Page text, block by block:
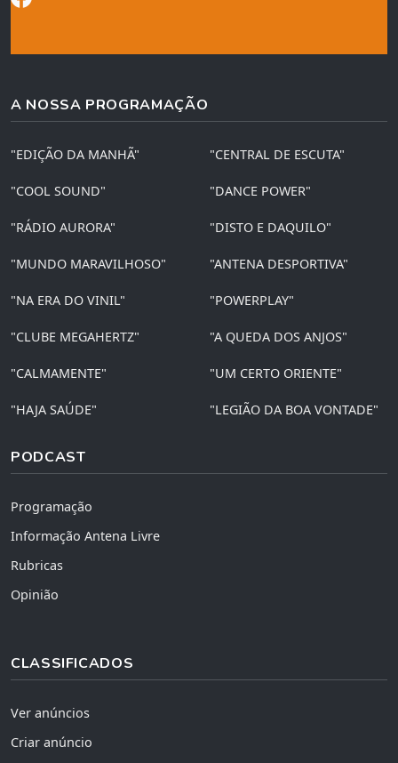
A NOSSA PROGRAMAÇÃO
"EDIÇÃO DA MANHÃ" "CENTRAL DE ESCUTA"
"COOL SOUND" "DANCE POWER"
"RÁDIO AURORA" "DISTO E DAQUILO"
"MUNDO MARAVILHOSO" "ANTENA DESPORTIVA"
"NA ERA DO VINIL" "POWERPLAY"
"CLUBE MEGAHERTZ" "A QUEDA DOS ANJOS"
"CALMAMENTE" "UM CERTO ORIENTE"
"HAJA SAÚDE" "LEGIÃO DA BOA VONTADE"
PODCAST
Programação
Informação Antena Livre
Rubricas
Opinião
CLASSIFICADOS
Ver anúncios
Criar anúncio